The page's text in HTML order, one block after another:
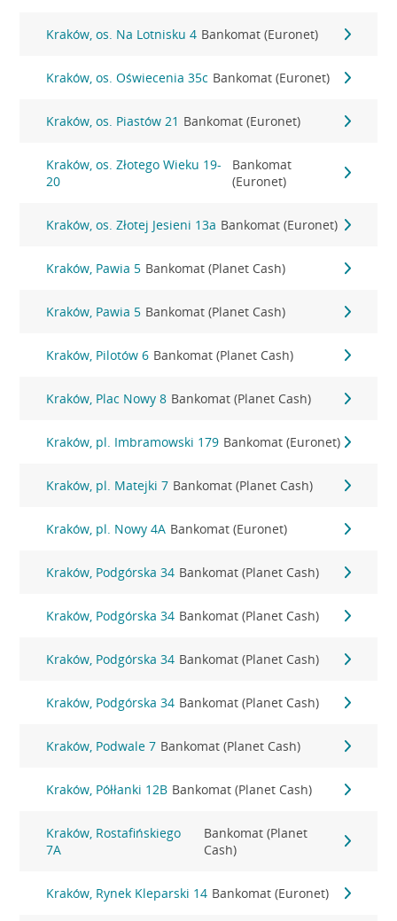
Kraków, os. Na Lotnisku 4 Bankomat (Euronet)
Kraków, os. Oświecenia 35c Bankomat (Euronet)
Kraków, os. Piastów 21 Bankomat (Euronet)
Kraków, os. Złotego Wieku 19-
20
Bankomat
(Euronet)
Kraków, os. Złotej Jesieni 13a Bankomat (Euronet)
Kraków, Pawia 5 Bankomat (Planet Cash)
Kraków, Pawia 5 Bankomat (Planet Cash)
Kraków, Pilotów 6 Bankomat (Planet Cash)
Kraków, Plac Nowy 8 Bankomat (Planet Cash)
Kraków, pl. Imbramowski 179 Bankomat (Euronet)
Kraków, pl. Matejki 7 Bankomat (Planet Cash)
Kraków, pl. Nowy 4A Bankomat (Euronet)
Kraków, Podgórska 34 Bankomat (Planet Cash)
Kraków, Podgórska 34 Bankomat (Planet Cash)
Kraków, Podgórska 34 Bankomat (Planet Cash)
Kraków, Podgórska 34 Bankomat (Planet Cash)
Kraków, Podwale 7 Bankomat (Planet Cash)
Kraków, Półłanki 12B Bankomat (Planet Cash)
Kraków, Rostafińskiego
7A
Bankomat (Planet
Cash)
Kraków, Rynek Kleparski 14 Bankomat (Euronet)